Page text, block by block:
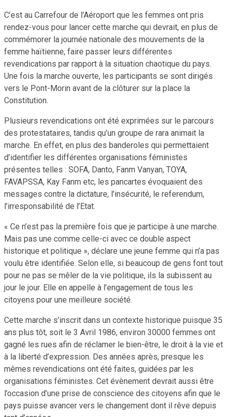
C’est au Carrefour de l’Aéroport que les femmes ont pris
rendez-vous pour lancer cette marche qui devrait, en plus de
commémorer la journée nationale des mouvements de la
femme haïtienne, faire passer leurs différentes
revendications par rapport à la situation chaotique du pays.
Une fois la marche ouverte, les participants se sont dirigés
vers le Pont-Morin avant de la clôturer sur la place la
Constitution.
Plusieurs revendications ont été exprimées sur le parcours
des protestataires, tandis qu’un groupe de rara animait la
marche. En effet, en plus des banderoles qui permettaient
d’identifier les différentes organisations féministes
présentes telles : SOFA, Danto, Fanm Vanyan, TOYA,
FAVAPSSA, Kay Fanm etc, les pancartes évoquaient des
messages contre la dictature, l’insécurité, le referendum,
l’irresponsabilité de l’Etat.
« Ce n’est pas la première fois que je participe à une marche.
Mais pas une comme celle-ci avec ce double aspect
historique et politique », déclare une jeune femme qui n’a pas
voulu être identifiée. Selon elle, si beaucoup de gens font tout
pour ne pas se mêler de la vie politique, ils la subissent au
jour le jour. Elle en appelle à l’engagement de tous les
citoyens pour une meilleure société.
Cette marche s’inscrit dans un contexte historique puisque 35
ans plus tôt, soit le 3 Avril 1986, environ 30000 femmes ont
gagné les rues afin de réclamer le bien-être, le droit à la vie et
à la liberté d’expression. Des années après, presque les
mêmes revendications ont été faites, guidées par les
organisations féministes. Cet évènement devrait aussi être
l’occasion d’une prise de conscience des citoyens afin que le
pays puisse avancer vers le changement dont il rêve depuis